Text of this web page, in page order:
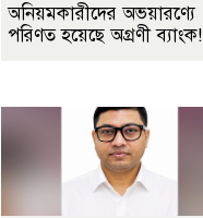
অনিয়মকারীদের অভয়ারণ্যে
পরিণত হয়েছে অগ্রণী ব্যাংক!